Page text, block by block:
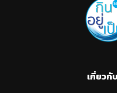
เกี่ยวกั